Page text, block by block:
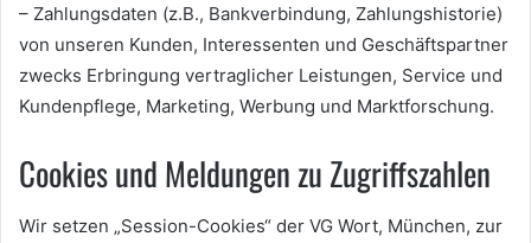
– Zahlungsdaten (z.B., Bankverbindung, Zahlungshistorie)
von unseren Kunden, Interessenten und Geschäftspartner
zwecks Erbringung vertraglicher Leistungen, Service und
Kundenpflege, Marketing, Werbung und Marktforschung.
Cookies und Meldungen zu Zugriffszahlen
Wir setzen „Session-Cookies“ der VG Wort, München, zur